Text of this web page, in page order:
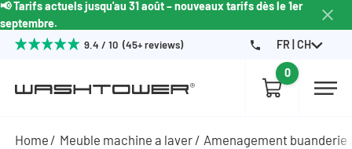
📢 Tarifs actuels jusqu'au 31 août – nouveaux tarifs dès le 1er
septembre.
9.4 / 10 (45+ reviews) FR | CH
0
Home Meuble machine a laver Amenagement buanderie